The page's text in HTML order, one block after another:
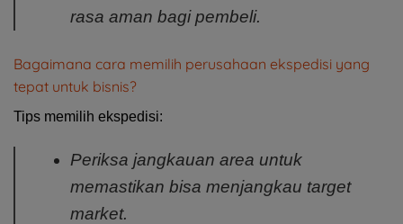
rasa aman bagi pembeli.
Bagaimana cara memilih perusahaan ekspedisi yang
tepat untuk bisnis?
Tips memilih ekspedisi:
Periksa jangkauan area untuk
memastikan bisa menjangkau target
market.